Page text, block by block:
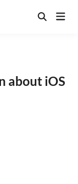
Open
about iOS